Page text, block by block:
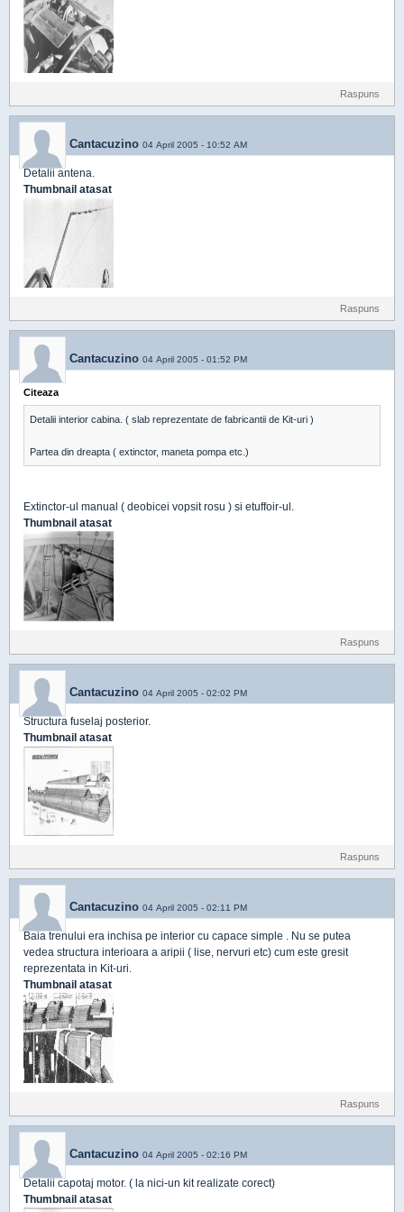
Raspuns
Cantacuzino 04 April 2005 - 10:52 AM
Detalii antena.
Thumbnail atasat
Raspuns
Cantacuzino 04 April 2005 - 01:52 PM
Citeaza
Detalii interior cabina. ( slab reprezentate de fabricantii de Kit-uri )
Partea din dreapta ( extinctor, maneta pompa etc.)
Extinctor-ul manual ( deobicei vopsit rosu ) si etuffoir-ul.
Thumbnail atasat
Raspuns
Cantacuzino 04 April 2005 - 02:02 PM
Structura fuselaj posterior.
Thumbnail atasat
Raspuns
Cantacuzino 04 April 2005 - 02:11 PM
Baia trenului era inchisa pe interior cu capace simple . Nu se putea
vedea structura interioara a aripii ( lise, nervuri etc) cum este gresit
reprezentata in Kit-uri.
Thumbnail atasat
Raspuns
Cantacuzino 04 April 2005 - 02:16 PM
Detalii capotaj motor. ( la nici-un kit realizate corect)
Thumbnail atasat